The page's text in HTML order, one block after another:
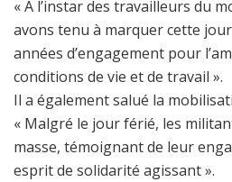
« À l’instar des travailleurs du
avons tenu à marquer cette
années d’engagement pour
conditions de vie et de travail ».
Il a également salué la
« Malgré le jour férié, les
masse, témoignant de leur
esprit de solidarité agissant ».